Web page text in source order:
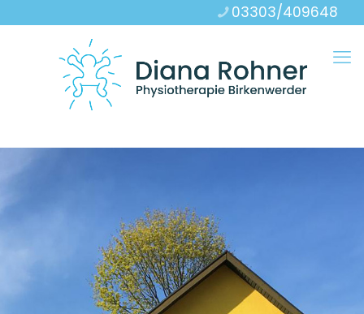
03303/409648